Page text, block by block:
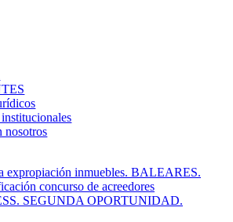
nosotros
expropiación inmuebles. BALEARES.
SEGUNDA OPORTUNIDAD.